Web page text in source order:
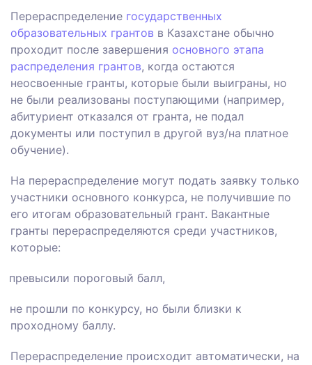
Перераспределение государственных
образовательных грантов в Казахстане обычно
проходит после завершения основного этапа
распределения грантов, когда остаются
неосвоенные гранты, которые были выиграны, но
не были реализованы поступающими (например,
абитуриент отказался от гранта, не подал
документы или поступил в другой вуз/на платное
обучение).
На перераспределение могут подать заявку только
участники основного конкурса, не получившие по
его итогам образовательный грант. Вакантные
гранты перераспределяются среди участников,
которые:
превысили пороговый балл,
не прошли по конкурсу, но были близки к
проходному баллу.
Перераспределение происходит автоматически, на